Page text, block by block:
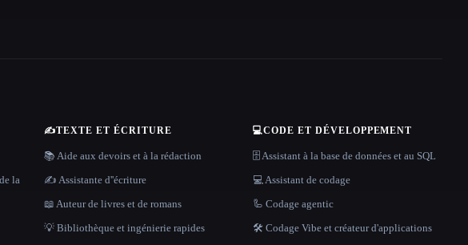
la
✍️TEXTE ET ÉCRITURE
📚 Aide aux devoirs et à la rédaction
✍️ Assistante d''écriture
📖 Auteur de livres et de romans
💡 Bibliothèque et ingénierie rapides
💻CODE ET DÉVELOPPEMENT
🗄️ Assistant à la base de données et au SQL
💻 Assistant de codage
🦾 Codage agentic
🛠️ Codage Vibe et créateur d'applications